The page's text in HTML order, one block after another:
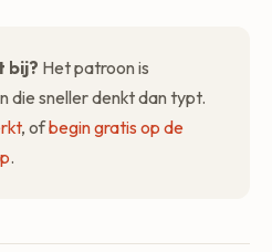
bij? Het patroon is
die sneller denkt dan typt.
, ofbegin gratis op de
.